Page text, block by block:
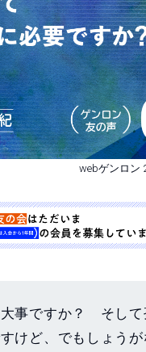
webゲンロン
事ですか？ そして
けど、でもしょう